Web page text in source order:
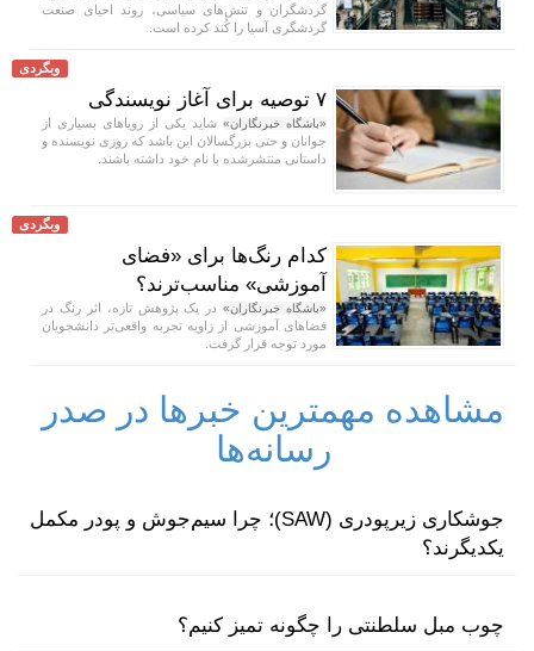
گردشگران و تنش‌های سیاسی، روند احیای صنعت
گردشگری آسیا را کُند کرده است.
وبگردی
۷ توصیه برای آغاز نویسندگی
«باشگاه خبرنگاران» شاید یکی از رویا‌های بسیاری از
جوانان و حتی بزرگسالان این باشد که روزی نویسنده و
داستانی منتشرشده با نام خود داشته باشند.
وبگردی
کدام رنگ‌ها برای «فضای
آموزشی» مناسب‌ترند؟
«باشگاه خبرنگاران»در یک پژوهش تازه، اثر رنگ در
فضا‌های آموزشی از زاویه تجربه واقعی‌تر دانشجویان
مورد توجه قرار گرفت.
مشاهده مهمترین خبرها در صدر
رسانه‌ها
جوشکاری زیرپودری (SAW)؛ چرا سیم‌جوش و پودر مکمل
یکدیگرند؟
چوب مبل سلطنتی را چگونه تمیز کنیم؟